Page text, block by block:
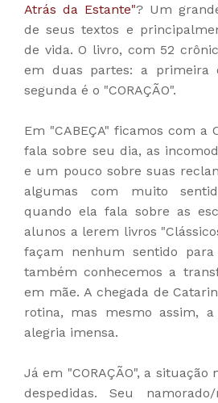
Atrás da Estante"? Um
de seus textos e
de vida. O livro, com 52
em duas partes: a primeira
segunda é o "CORAÇÃO".
Em "CABEÇA" ficamos com a
fala sobre seu dia, as
e um pouco sobre suas
algumas com muito
quando ela fala sobre as
alunos a lerem livros
façam nenhum sentido
também conhecemos a
em mãe. A chegada de
rotina, mas mesmo assim,
alegria imensa.
Já em "CORAÇÃO", a
despedidas. Seu